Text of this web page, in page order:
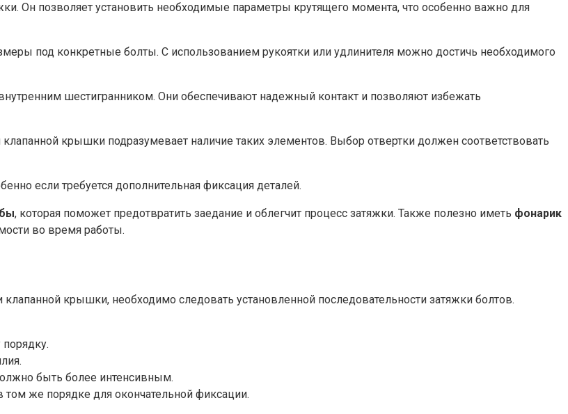
Он позволяет установить необходимые параметры крутящего момента, что особенно важно для
под конкретные болты. С использованием рукоятки или удлинителя можно достичь необходимого
шестигранником. Они обеспечивают надежный контакт и позволяют избежать
крышки подразумевает наличие таких элементов. Выбор отвертки должен соответствовать
если требуется дополнительная фиксация деталей.
, которая поможет предотвратить заедание и облегчит процесс затяжки. Также полезно иметь фонарик
во время работы.
крышки, необходимо следовать установленной последовательности затяжки болтов.
быть более интенсивным.
же порядке для окончательной фиксации.